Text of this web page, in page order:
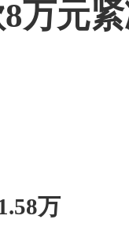
万元
万